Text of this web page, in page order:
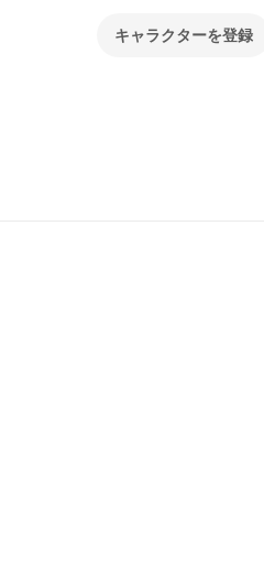
キャラクターを登録